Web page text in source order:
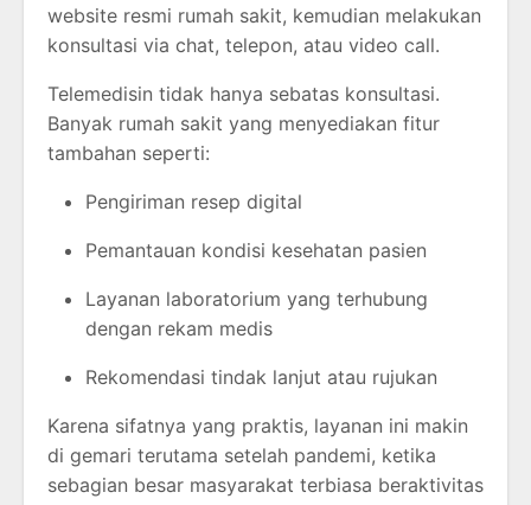
website resmi rumah sakit, kemudian melakukan
konsultasi via chat, telepon, atau video call.
Telemedisin tidak hanya sebatas konsultasi.
Banyak rumah sakit yang menyediakan fitur
tambahan seperti:
Pengiriman resep digital
Pemantauan kondisi kesehatan pasien
Layanan laboratorium yang terhubung
dengan rekam medis
Rekomendasi tindak lanjut atau rujukan
Karena sifatnya yang praktis, layanan ini makin
di gemari terutama setelah pandemi, ketika
sebagian besar masyarakat terbiasa beraktivitas